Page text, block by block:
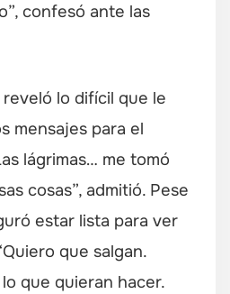
confesó ante las
lo difícil que le
mensajes para el
lágrimas… me tomó
cosas”, admitió. Pese
estar lista para ver
que salgan.
que quieran hacer.